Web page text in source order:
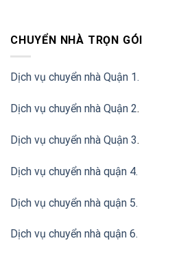
CHUYỂN NHÀ TRỌN GÓI
Dịch vụ chuyển nhà Quận 1.
Dịch vụ chuyển nhà Quận 2.
Dịch vụ chuyển nhà Quận 3.
Dịch vụ chuyển nhà quận 4.
Dịch vụ chuyển nhà quận 5.
Dịch vụ chuyển nhà quận 6.